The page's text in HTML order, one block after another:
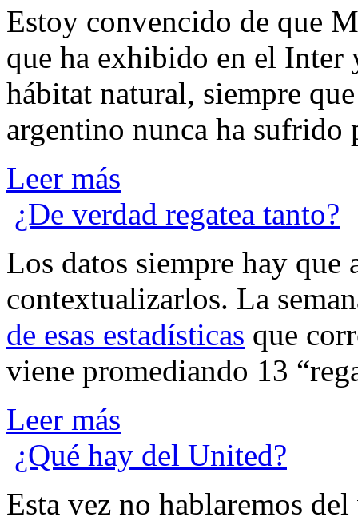
Estoy convencido de que
que ha exhibido en el Inter
hábitat natural, siempre
argentino nunca ha sufrido
Leer más
¿De verdad regatea tanto?
Los datos siempre hay
contextualizarlos. La
de esas estadísticas que
viene promediando 13
Leer más
¿Qué hay del United?
Esta vez no hablaremos